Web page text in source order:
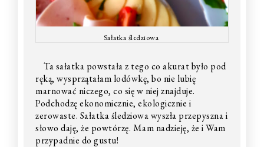
Sałatka śledziowa
Ta sałatka powstała z tego co akurat było pod
ręką, wysprzątałam lodówkę, bo nie lubię
marnować niczego, co się w niej znajduje.
Podchodzę ekonomicznie, ekologicznie i
zerowaste. Sałatka śledziowa wyszła przepyszna i
słowo daję, że powtórzę. Mam nadzieję, że i Wam
przypadnie do gustu!